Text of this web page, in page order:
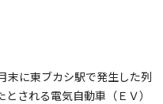
末に東ブカシ駅で発生した列
される電気自動車（ＥＶ）